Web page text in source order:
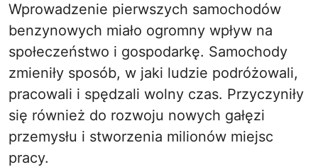
Wprowadzenie pierwszych samochodów
benzynowych miało ogromny wpływ na
społeczeństwo i gospodarkę. Samochody
zmieniły sposób, w jaki ludzie podróżowali,
pracowali i spędzali wolny czas. Przyczyniły
się również do rozwoju nowych gałęzi
przemysłu i stworzenia milionów miejsc
pracy.